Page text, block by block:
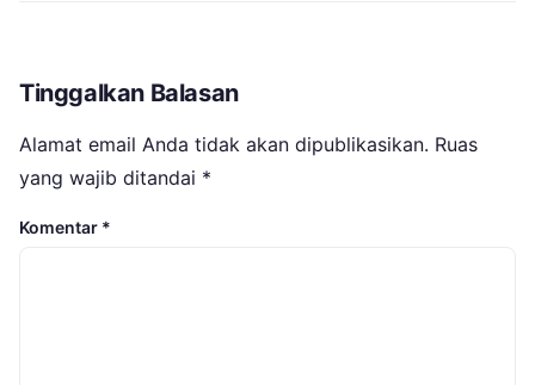
Tinggalkan Balasan
Alamat email Anda tidak akan dipublikasikan. Ruas
yang wajib ditandai *
Komentar *